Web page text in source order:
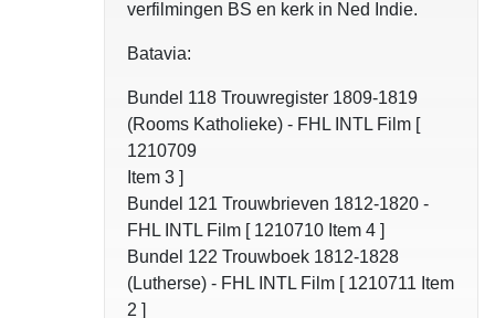
verfilmingen BS en kerk in Ned Indie.
Batavia:
Bundel 118 Trouwregister 1809-1819
(Rooms Katholieke) - FHL INTL Film [
1210709
Item 3 ]
Bundel 121 Trouwbrieven 1812-1820 -
FHL INTL Film [ 1210710 Item 4 ]
Bundel 122 Trouwboek 1812-1828
(Lutherse) - FHL INTL Film [ 1210711 Item
2 ]